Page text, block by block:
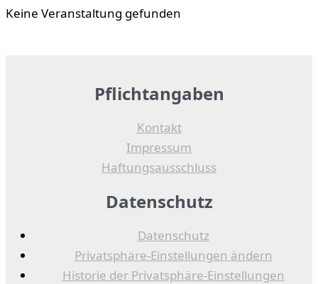
Keine Veranstaltung gefunden
Pflichtangaben
Kontakt
Impressum
Haftungsausschluss
Datenschutz
Datenschutz
Privatsphäre-Einstellungen ändern
Historie der Privatsphäre-Einstellungen